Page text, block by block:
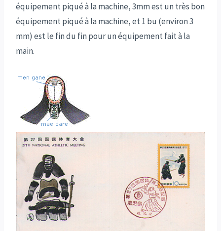
équipement piqué à la machine, 3mm est un très bon
équipement piqué à la machine, et 1 bu (environ 3
mm) est le fin du fin pour un équipement fait à la
main.